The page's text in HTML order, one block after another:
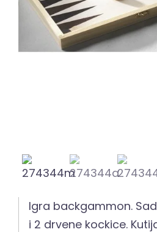
Igra backgammon.
i 2 drvene kockice.